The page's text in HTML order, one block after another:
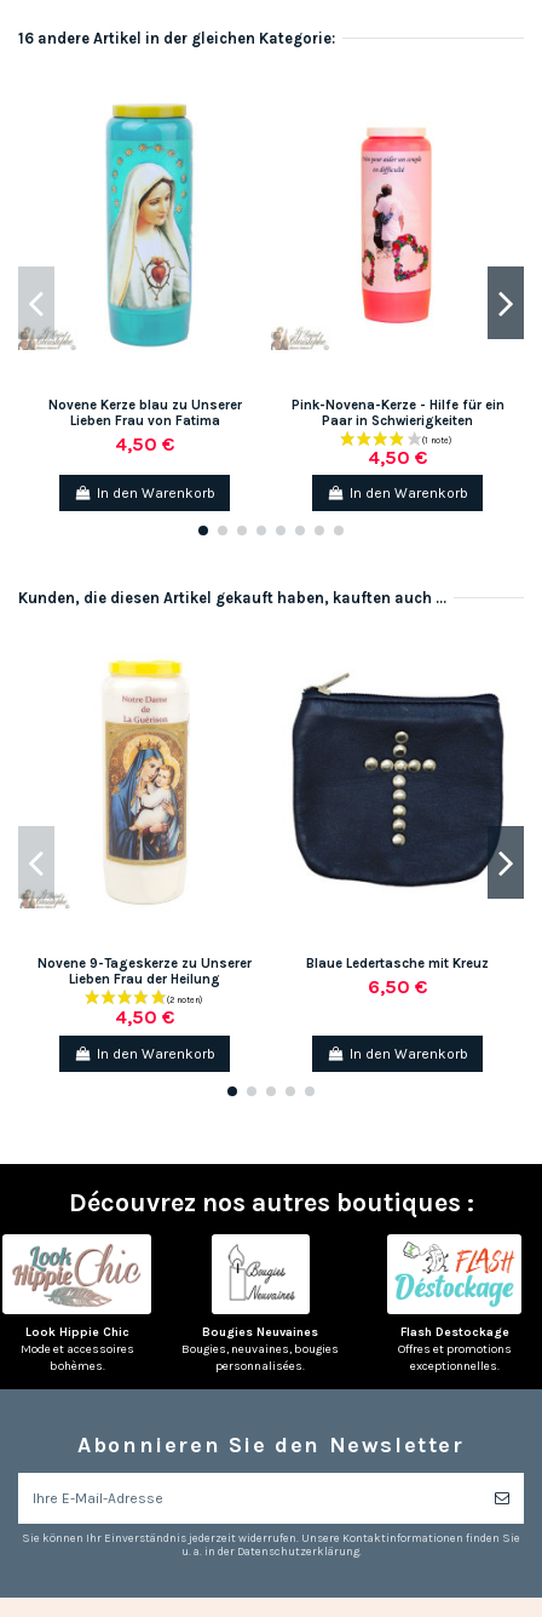
(2 noten)
16 andere Artikel in der gleichen Kategorie:
Novene Kerze blau zu Unserer
Lieben Frau von Fatima
4,50 €
In den Warenkorb
Pink-Novena-Kerze - Hilfe für ein
Paar in Schwierigkeiten
4,50 €
In den Warenkorb
Kunden, die diesen Artikel gekauft haben, kauften auch ...
Novene 9-Tageskerze zu Unserer
Lieben Frau der Heilung
4,50 €
In den Warenkorb
Blaue Ledertasche mit Kreuz
6,50 €
In den Warenkorb
Découvrez nos autres boutiques :
Look Hippie Chic
Mode et accessoires
bohèmes.
Bougies Neuvaines
Bougies, neuvaines, bougies
personnalisées.
Flash Destockage
Offres et promotions
exceptionnelles.
Abonnieren Sie den Newsletter
Sie können Ihr Einverständnis jederzeit widerrufen. Unsere Kontaktinformationen finden Sie
u. a. in der Datenschutzerklärung.